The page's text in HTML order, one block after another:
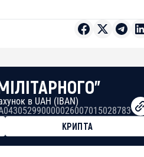
в UAH (IBAN)
КРИПТА